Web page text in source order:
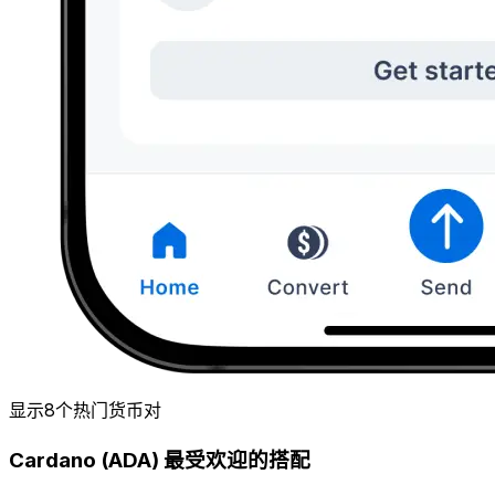
显示8个热门货币对
Cardano (ADA) 最受欢迎的搭配